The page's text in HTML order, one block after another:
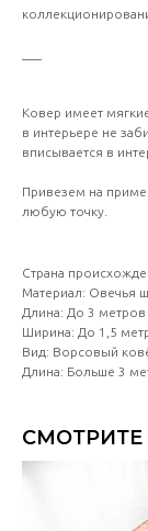
Ковер имеет
в интерьере не
вписывается в
Привезем на
любую точку.
Страна
Материал: Овечья
Длина: До 3 метров
Ширина: До 1,5
Вид: Ворсовый
Длина: Больше 3
СМОТРИТЕ